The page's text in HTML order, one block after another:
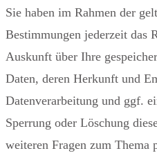
Sie haben im Rahmen der
Bestimmungen jederzeit das
Auskunft über Ihre
Daten, deren Herkunft und
Datenverarbeitung und ggf.
Sperrung oder Löschung
weiteren Fragen zum Thema